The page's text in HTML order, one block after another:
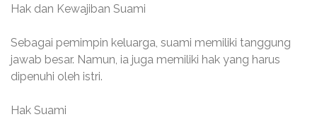
Hak dan Kewajiban Suami
Sebagai pemimpin keluarga, suami memiliki tanggung
jawab besar. Namun, ia juga memiliki hak yang harus
dipenuhi oleh istri.
Hak Suami